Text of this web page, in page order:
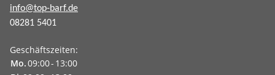
info@top-barf.de
08281 5401
Geschäftszeiten:
Mo.09:00- 13:00